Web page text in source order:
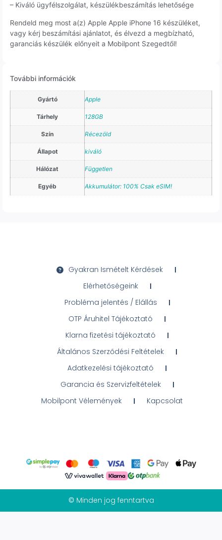
– Kiváló ügyfélszolgálat, készülékbeszámítás lehetősége
Rendeld meg most a(z) Apple Apple iPhone 16 készüléket,
vagy kérj beszámítási ajánlatot, és élvezd a megbízható,
garanciás készülék előnyeit a Mobilpont Szegedtől!
További információk
Gyártó Apple
Tárhely 128GB
Szín Récezöld
Állapot kiváló
Hálózat Független
Egyéb Akkumulátor: 100% Csak eSIM!
Gyakran Ismételt Kérdések
Elérhetőségeink
Probléma jelentés / Elállás
OTP Áruhitel Tájékoztató
Klarna fizetési tájékoztató
Általános Szerződési Feltételek
Adatkezelési tájékoztató
Garancia és Szervizfeltételek
Mobilpont Vélemények
Kapcsolat
© Minden jog fenntartva